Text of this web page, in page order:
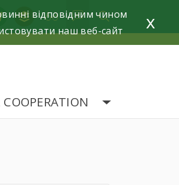
bufferвідповідним чином
наш веб-сайт
x